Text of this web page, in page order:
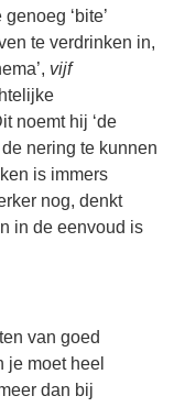
‘bite’
te verdrinken in,
vijf
noemt hij ‘de
nering te kunnen
is immers
nog, denkt
in de eenvoud is
van goed
je moet heel
dan bij